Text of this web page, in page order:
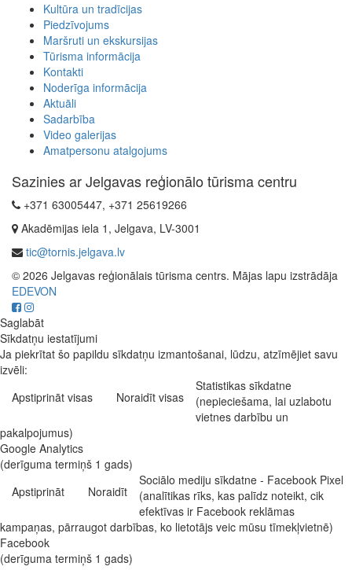
Kultūra un tradīcijas
Piedzīvojums
Maršruti un ekskursijas
Tūrisma informācija
Kontakti
Noderīga informācija
Aktuāli
Sadarbība
Video galerijas
Amatpersonu atalgojums
Sazinies ar Jelgavas reģionālo tūrisma centru
+371 63005447, +371 25619266
Akadēmijas iela 1, Jelgava, LV-3001
tic@tornis.jelgava.lv
© 2026 Jelgavas reģionālais tūrisma centrs. Mājas lapu izstrādāja
EDEVON
Saglabāt
Sīkdatņu iestatījumi
Ja piekrītat šo papildu sīkdatņu izmantošanai, lūdzu, atzīmējiet savu
izvēli:
Apstiprināt visas
Noraidīt visas
Statistikas sīkdatne
(nepieciešama, lai uzlabotu
vietnes darbību un
pakalpojumus)
Google Analytics
(derīguma termiņš 1 gads)
Apstiprināt
Noraidīt
Sociālo mediju sīkdatne - Facebook Pixel
(analītikas rīks, kas palīdz noteikt, cik
efektīvas ir Facebook reklāmas
kampaņas, pārraugot darbības, ko lietotājs veic mūsu tīmekļvietnē)
Facebook
(derīguma termiņš 1 gads)